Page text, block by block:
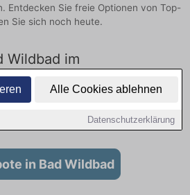
Alle Cookies ablehnen
Datenschutzerklärung
Entdecken Sie freie Optionen von Top-
Sie sich noch heute.
Wildbad im
Aktuell gibt es keine
Ausbildung in Bad
in Bad Wildbad